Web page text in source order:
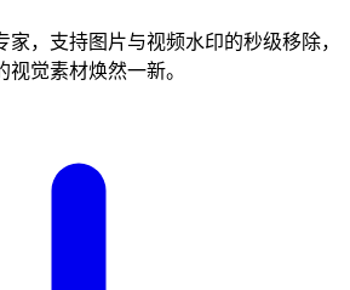
，支持图片与视频水印的秒级移除，
觉素材焕然一新。